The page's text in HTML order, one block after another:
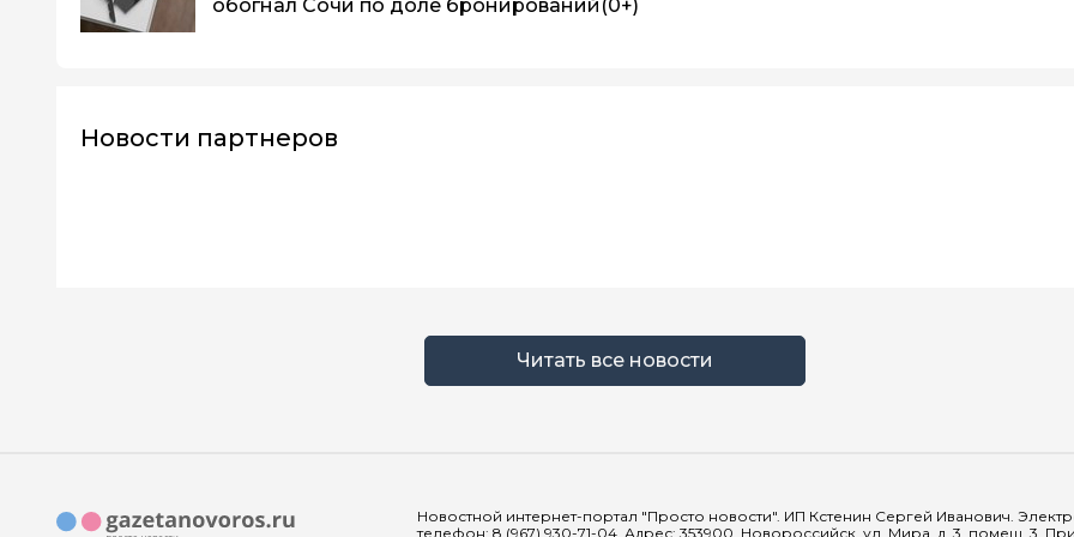
обогнал Сочи по доле бронирований (0+)
Новости партнеров
Читать все новости
Новостной интернет-портал "Просто новости". ИП Кстенин Сергей Иванович.
телефон: 8 (967) 930-71-04. Адрес: 353900, Новороссийск, ул. Мира, д. 3, помещ. 3.